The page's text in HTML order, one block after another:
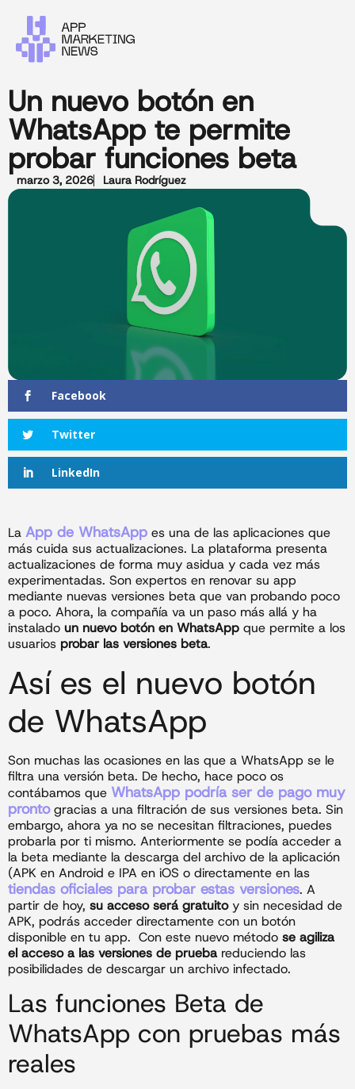
Un nuevo botón en
WhatsApp te permite
probar funciones beta
marzo 3, 2026 Laura Rodríguez
Facebook
Twitter
LinkedIn
La App de WhatsApp es una de las aplicaciones que
más cuida sus actualizaciones. La plataforma presenta
actualizaciones de forma muy asidua y cada vez más
experimentadas. Son expertos en renovar su app
mediante nuevas versiones beta que van probando poco
a poco. Ahora, la compañía va un paso más allá y ha
instalado un nuevo botón en WhatsApp que permite a los
usuarios probar las versiones beta.
Así es el nuevo botón
de WhatsApp
Son muchas las ocasiones en las que a WhatsApp se le
filtra una versión beta. De hecho, hace poco os
contábamos que WhatsApp podría ser de pago muy
prontogracias a una filtración de sus versiones beta. Sin
embargo, ahora ya no se necesitan filtraciones, puedes
probarla por ti mismo. Anteriormente se podía acceder a
la beta mediante la descarga del archivo de la aplicación
(APK en Android e IPA en iOS o directamente en las
tiendas oficiales para probar estas versiones. A
partir de hoy, su acceso será gratuitoy sin necesidad de
APK, podrás acceder directamente con un botón
disponible en tu app. Con este nuevo método se agiliza
el acceso a las versiones de prueba reduciendo las
posibilidades de descargar un archivo infectado.
Las funciones Beta de
WhatsApp con pruebas más
reales